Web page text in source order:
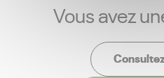
Vous avez